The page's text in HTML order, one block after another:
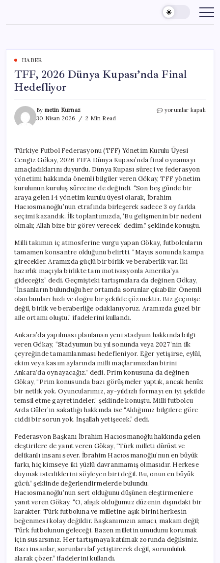
content
HABER
TFF, 2026 Dünya Kupası’nda Final
Hedefliyor
By metin Kurnaz
30 Nisan 2026
2 Min Read
TFF,
Hedefliyor
için
yorumlar kapalı
Türkiye Futbol Federasyonu (TFF) Yönetim Kurulu Üyesi
Cengiz Gökay, 2026 FIFA Dünya Kupası’nda final oynamayı
amaçladıklarını duyurdu. Dünya Kupası süreci ve federasyon
yönetimi hakkında önemli bilgiler veren Gökay, TFF yönetim
kurulunun kuruluş sürecine de değindi. “Son beş günde bir
araya gelen 14 yönetim kurulu üyesi olarak, İbrahim
Hacıosmanoğlu’nun etrafında birleşerek sadece 3 oy farkla
seçimi kazandık. İlk toplantımızda, ‘Bu gelişmenin bir nedeni
olmalı; Allah bize bir görev verecek’ dedim.” şeklinde konuştu.
Milli takımın iç atmosferine vurgu yapan Gökay, futbolcuların
tamamen konsantre olduğunu belirtti. “Mayıs sonunda kampa
girecekler. Aramızda güçlü bir birlik ve beraberlik var. İki
hazırlık maçıyla birlikte tam motivasyonla Amerika’ya
gideceğiz” dedi. Geçmişteki tartışmalara da değinen Gökay,
“İnsanların bulunduğu her ortamda sorunlar çıkabilir. Önemli
olan bunları hızlı ve doğru bir şekilde çözmektir. Biz geçmişe
değil, birlik ve beraberliğe odaklanıyoruz. Aramızda güzel bir
aile ortamı oluştu.” ifadelerini kullandı.
Ankara’da yapılması planlanan yeni stadyum hakkında bilgi
veren Gökay, “Stadyumun bu yıl sonunda veya 2027’nin ilk
çeyreğinde tamamlanması hedefleniyor. Eğer yetişirse, eylül,
ekim veya kasım aylarında milli maçlarımızdan birini
Ankara’da oynayacağız.” dedi. Prim konusuna da değinen
Gökay, “Prim konusunda bazı görüşmeler yaptık, ancak henüz
bir netlik yok. Oyuncularımız, ay-yıldızlı formayı en iyi şekilde
temsil etme gayretindeler.” şeklinde konuştu. Milli futbolcu
Arda Güler’in sakatlığı hakkında ise “Aldığımız bilgilere göre
ciddi bir sorun yok. İnşallah yetişecek.” dedi.
Federasyon Başkanı İbrahim Hacıosmanoğlu hakkında gelen
eleştirilere de yanıt veren Gökay, “Türk milleti dürüst ve
delikanlı insanı sever. İbrahim Hacıosmanoğlu’nun en büyük
farkı, hiç kimseye iki yüzlü davranmamış olmasıdır. Herkese
duymak istediklerini söyleyen biri değil. Bu, onun en büyük
gücü.” şeklinde değerlendirmelerde bulundu.
Hacıosmanoğlu’nun sert olduğunu düşünen eleştirmenlere
yanıt veren Gökay, “O, alışık olduğumuz düzenin dışındaki bir
karakter. Türk futboluna ve milletine aşık birini herkesin
beğenmesi kolay değildir. Başkanımızın amacı, makam değil;
Türk futbolunun geleceği. Bazen milletin umudunu korumak
için susarsınız. Her tartışmaya katılmak zorunda değilsiniz.
Bazı insanlar, sorunları laf yetiştirerek değil, sorumluluk
alarak çözer.” ifadelerini kullandı.